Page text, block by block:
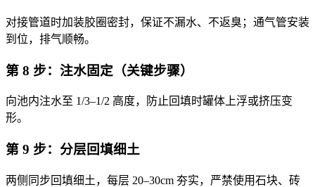
对接管道时加装胶圈密封，保证不漏水、不返臭；通气管安装
到位，排气顺畅。
第 8 步：注水固定（关键步骤）
向池内注水至 1/3–1/2 高度，防止回填时罐体上浮或挤压变
形。
第 9 步：分层回填细土
两侧同步回填细土，每层 20–30cm 夯实，严禁使用石块、砖